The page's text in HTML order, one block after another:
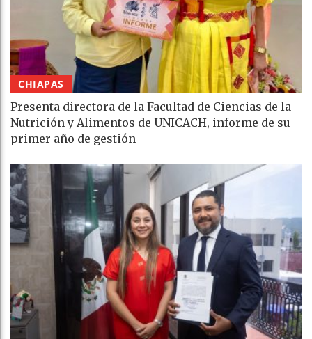
CHIAPAS
Presenta directora de la Facultad de Ciencias de la
Nutrición y Alimentos de UNICACH, informe de su
primer año de gestión